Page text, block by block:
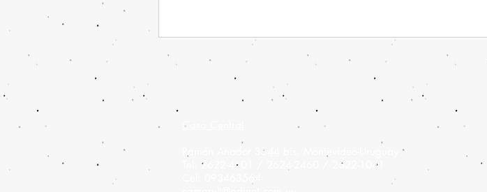
Casa Central
Ramón Anador 3544 bis, Montevideo-Uruguay
Tel: 2622-4601 / 2624-2460 / 2622-1041